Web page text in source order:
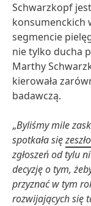
Schwarzkopf
konsumenckich
segmencie
nie tylko ducha
Marthy
kierowała
badawczą.
„Byliśmy mile
spotkała się
zgłoszeń od tylu
decyzję o tym,
przyznać w tym
rozwijających się